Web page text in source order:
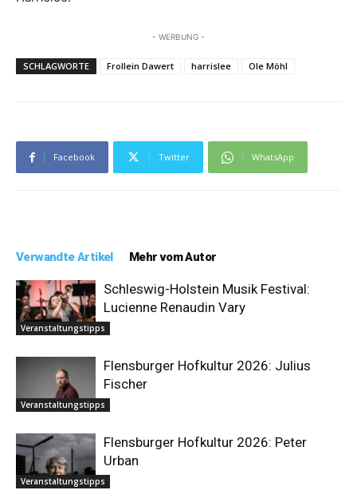
- WERBUNG -
SCHLAGWORTE Frollein Dawert harrislee Ole Möhl
Facebook Twitter WhatsApp
Verwandte Artikel Mehr vom Autor
Veranstaltungstipps
Schleswig-Holstein Musik Festival:
Lucienne Renaudin Vary
Veranstaltungstipps
Flensburger Hofkultur 2026: Julius
Fischer
Veranstaltungstipps
Flensburger Hofkultur 2026: Peter
Urban